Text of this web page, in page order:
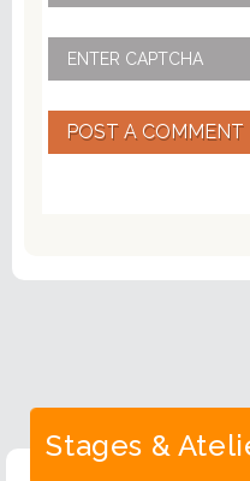
POST A COMMENT
Stages &